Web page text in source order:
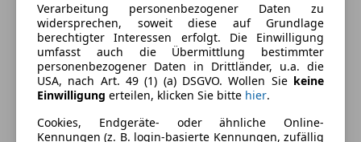
2-Zonen-Klimaautomatik
Armlehne
Beheizbare Frontscheibe
Beheizbares Lenkrad
Berganfahrassistent
Einparkhilfe
Farbe und Innenausstattung
Außenfarbe
Weiß
Farbe laut Hersteller
Star-White Platinum
Verarbeitung personenbezogener Daten zu
widersprechen, soweit diese auf Grundlage
berechtigter Interessen erfolgt. Die Einwilligung
umfasst auch die Übermittlung bestimmter
personenbezogener Daten in Drittländer, u.a. die
USA, nach Art. 49 (1) (a) DSGVO. Wollen Sie keine
Einwilligung erteilen, klicken Sie bitte hier.
Cookies, Endgeräte- oder ähnliche Online-
Kennungen (z. B. login-basierte Kennungen, zufällig